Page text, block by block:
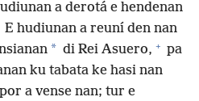
a derotá e hendenan
E hudiunan a reuní den nan
* di Rei Asuero, + pa
ku tabata ke hasi nan
a vense nan; tur e